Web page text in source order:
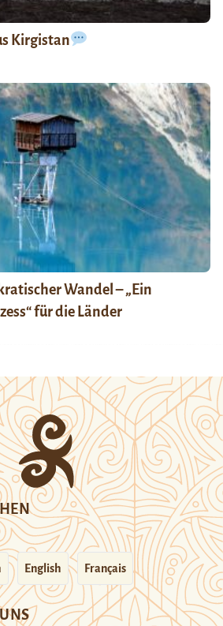
Kirgistan
Wandel – „Ein
für die Länder
English Français